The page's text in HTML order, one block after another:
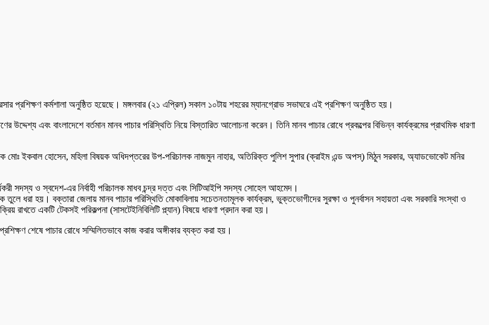
প্রশিক্ষণ কর্মশালা অনুষ্ঠিত হয়েছে। মঙ্গলবার (২১ এপ্রিল) সকাল ১০টায় শহরের ম্যানগ্রোভ সভাঘরে এই প্রশিক্ষণ অনুষ্ঠিত হয়।
এবং বাংলাদেশে বর্তমান মানব পাচার পরিস্থিতি নিয়ে বিস্তারিত আলোচনা করেন। তিনি মানব পাচার রোধে প্রকল্পের বিভিন্ন কার্যক্রমের প্রাথমিক ধারণা
ইকবাল হোসেন, মহিলা বিষয়ক অধিদপ্তরের উপ-পরিচালক নাজমুন নাহার, অতিরিক্ত পুলিশ সুপার (ক্রাইম এন্ড অপস্) মিঠুন সরকার, অ্যাডভোকেট মনির
সদস্য ও স্বদেশ-এর নির্বাহী পরিচালক মাধব চন্দ্র দত্ত এবং সিটিআইপি সদস্য সোহেল আহমেদ।
ধরা হয়। বক্তারা জেলায় মানব পাচার পরিস্থিতি মোকাবিলায় সচেতনতামূলক কার্যক্রম, ভুক্তভোগীদের সুরক্ষা ও পুনর্বাসন সহায়তা এবং সরকারি সংস্থা ও
একটি টেকসই পরিকল্পনা (সাসটেইনিবিলিটি প্ল্যান) বিষয়ে ধারণা প্রদান করা হয়।
শেষে পাচার রোধে সম্মিলিতভাবে কাজ করার অঙ্গীকার ব্যক্ত করা হয়।